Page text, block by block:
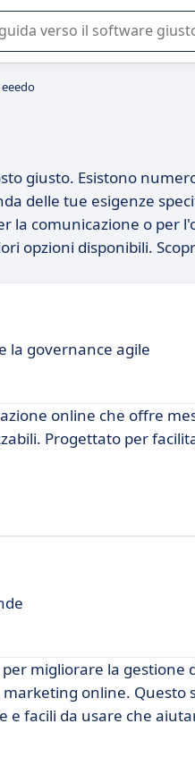
di un software SaaS per
giusto. Esistono
delle tue esigenze
la comunicazione o per
opzioni disponibili.
la governance agile
online che offre
Progettato per
migliorare la gestione
online.
facili da usare che